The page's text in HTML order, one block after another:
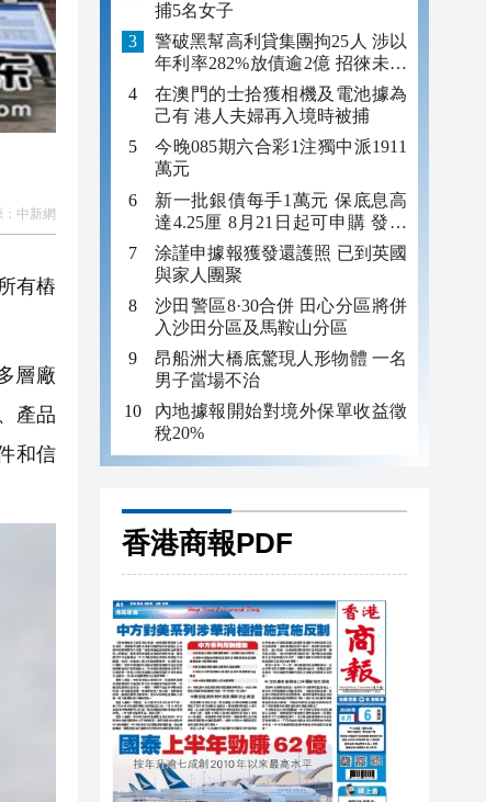
中新網
有樁
層廠
產品
和信
捕5名女子
警破黑幫高利貸集團拘25人 涉以
年利率282%放債逾2億 招徠未成
年追數
在澳門的士拾獲相機及電池據為
己有 港人夫婦再入境時被捕
今晚085期六合彩1注獨中派1911
萬元
新一批銀債每手1萬元 保底息高
達4.25厘 8月21日起可申購 發行
金額最多550億
涂謹申據報獲發還護照 已到英國
與家人團聚
沙田警區8·30合併 田心分區將併
入沙田分區及馬鞍山分區
昂船洲大橋底驚現人形物體 一名
男子當場不治
內地據報開始對境外保單收益徵
稅20%
香港商報PDF